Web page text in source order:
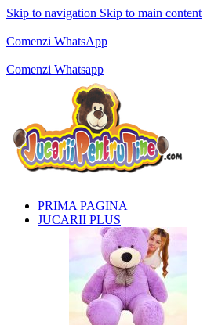
Skip to navigation Skip to main content
Comenzi WhatsApp
Comenzi Whatsapp
PRIMA PAGINA
JUCARII PLUS